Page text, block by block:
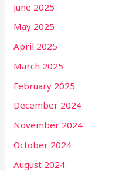
June 2025
May 2025
April 2025
March 2025
February 2025
December 2024
November 2024
October 2024
August 2024